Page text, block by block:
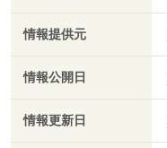
情報提供元
情報公開日
情報更新日